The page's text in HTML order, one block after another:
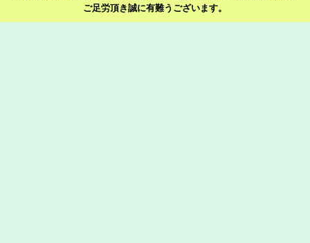
ご足労頂き誠に有難うございます。